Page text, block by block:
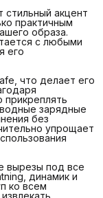
стильный акцент
практичным
образа.
с любыми
его
что делает его
зарядные
без
упрощает
вырезы под все
динамик и
ко всем